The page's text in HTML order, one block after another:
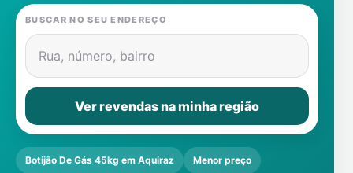
Gás
Contatos
BUSCAR NO SEU ENDEREÇO
Rua, número, bairro
Ver revendas na minha região
Botijão De Gás 45kg em Aquiraz Menor preço